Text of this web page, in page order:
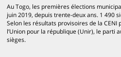
Au Togo, les premières élections
juin 2019, depuis trente-deux ans. 1 490
Selon les résultats provisoires de la CENI
l’Union pour la république (Unir), le parti
sièges.